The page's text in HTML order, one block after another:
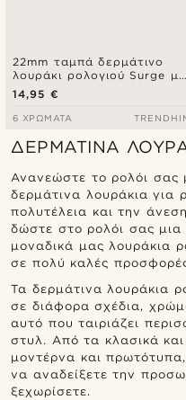
22mm ταμπά δερμάτινο
λουράκι ρολογιού Surge με
ανάγλυφο σχέδιο κροκό και
ροζ χρυσαφί αγκράφα -
Quick release
14,95 €
6 ΧΡΏΜΑΤΑ
ΔΕΡΜΆΤΙΝΑ
Ανανεώστε το ρολόι σας
δερμάτινα λουράκια για
πολυτέλεια και την
δώστε στο ρολόι σας
μοναδικά μας λουράκια
σε πολύ καλές
Τα δερμάτινα λουράκια
σε διάφορα σχέδια,
αυτό που ταιριάζει
στυλ. Από τα κλασικά και
μοντέρνα και πρωτότυπα,
να αναδείξετε την
ξεχωρίσετε.